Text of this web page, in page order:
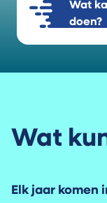
Wat
doen?
Wat
Elk jaar komen